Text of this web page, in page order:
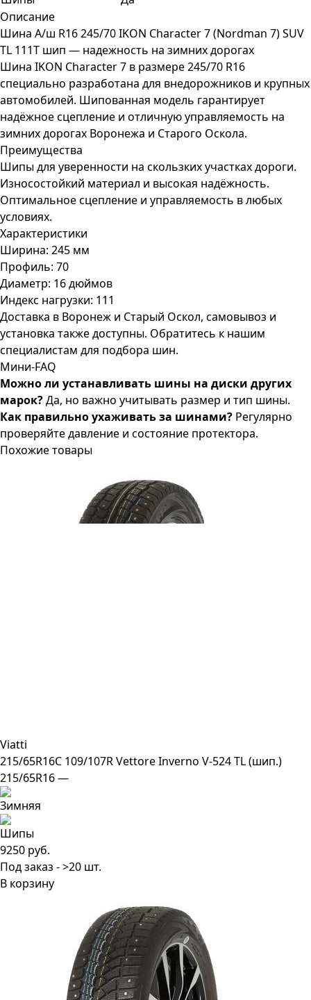
Описание
Шина A/ш R16 245/70 IKON Character 7 (Nordman 7) SUV
TL 111T шип — надежность на зимних дорогах
Шина IKON Character 7 в размере 245/70 R16
специально разработана для внедорожников и крупных
автомобилей. Шипованная модель гарантирует
надёжное сцепление и отличную управляемость на
зимних дорогах Воронежа и Старого Оскола.
Преимущества
Шипы для уверенности на скользких участках дороги.
Износостойкий материал и высокая надёжность.
Оптимальное сцепление и управляемость в любых
условиях.
Характеристики
Ширина: 245 мм
Профиль: 70
Диаметр: 16 дюймов
Индекс нагрузки: 111
Доставка в Воронеж и Старый Оскол, самовывоз и
установка также доступны. Обратитесь к нашим
специалистам для подбора шин.
Мини-FAQ
Можно ли устанавливать шины на диски других
марок?Да, но важно учитывать размер и тип шины.
Как правильно ухаживать за шинами? Регулярно
проверяйте давление и состояние протектора.
Похожие товары
Viatti
215/65R16C 109/107R Vettore Inverno V-524 TL (шип.)
215/65R16 —
9250 руб.
Под заказ - >20 шт.
В корзину